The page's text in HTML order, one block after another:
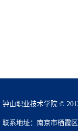
钟山职业技术学院 ©
联系地址：南京市栖霞